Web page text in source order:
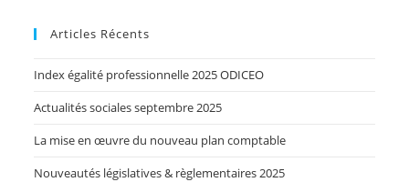
Articles Récents
Index égalité professionnelle 2025 ODICEO
Actualités sociales septembre 2025
La mise en œuvre du nouveau plan comptable
Nouveautés législatives & règlementaires 2025